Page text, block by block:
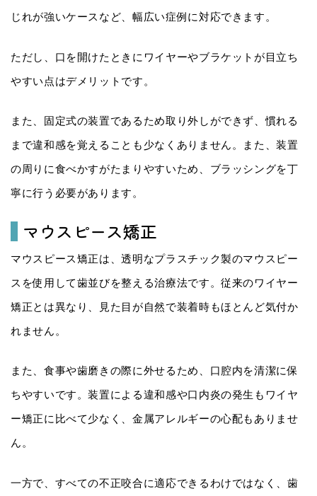
じれが強いケースなど、幅広い症例に対応できます。
ただし、口を開けたときにワイヤーやブラケットが目立ち
やすい点はデメリットです。
また、固定式の装置であるため取り外しができず、慣れる
まで違和感を覚えることも少なくありません。また、装置
の周りに食べかすがたまりやすいため、ブラッシングを丁
寧に行う必要があります。
マウスピース矯正
マウスピース矯正は、透明なプラスチック製のマウスピー
スを使用して歯並びを整える治療法です。従来のワイヤー
矯正とは異なり、見た目が自然で装着時もほとんど気付か
れません。
また、食事や歯磨きの際に外せるため、口腔内を清潔に保
ちやすいです。装置による違和感や口内炎の発生もワイヤ
ー矯正に比べて少なく、金属アレルギーの心配もありませ
ん。
一方で、すべての不正咬合に適応できるわけではなく、歯